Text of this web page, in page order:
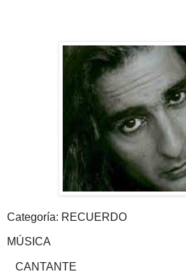
Categoría: RECUERDO
MÚSICA
CANTANTE